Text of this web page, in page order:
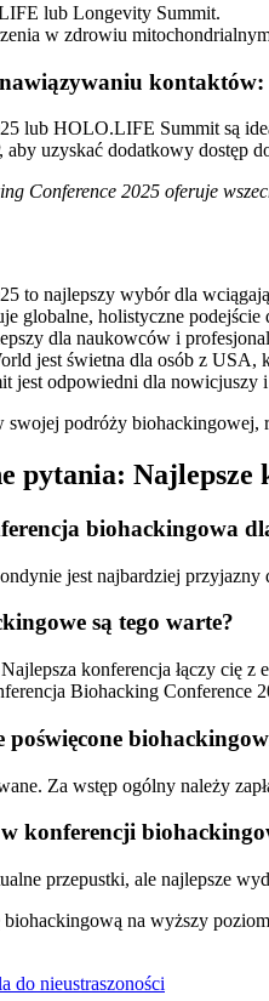
lub Longevity Summit.
w zdrowiu
kontaktów:
lub HOLO.LIFE Summit są
uzyskać dodatkowy dostęp
Conference 2025 oferuje
to najlepszy wybór dla
globalne, holistyczne podejście
dla naukowców i
jest świetna dla osób z USA,
jest odpowiedni dla nowicjuszy
swojej podróży
pytania:
biohackingowa
jest najbardziej przyjazny
są tego warte?
konferencja łączy cię
Biohacking Conference
Za wstęp ogólny należy
w konferencji
przepustki, ale najlepsze
na wyższy
do nieustraszoności